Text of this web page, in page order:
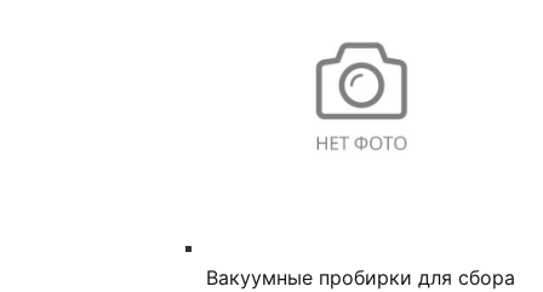
Вакуумные пробирки для сбора